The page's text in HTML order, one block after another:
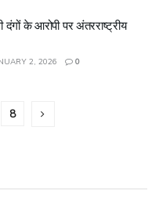
के आरोपी पर अंतरराष्ट्रीय
2, 2026 0
8